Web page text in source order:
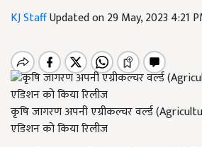
KJ StaffUpdated on 29 May, 2023 4:21
कृषि जागरण अपनी एग्रीकल्चर वर्ल्ड
एडिशन को किया रिलीज